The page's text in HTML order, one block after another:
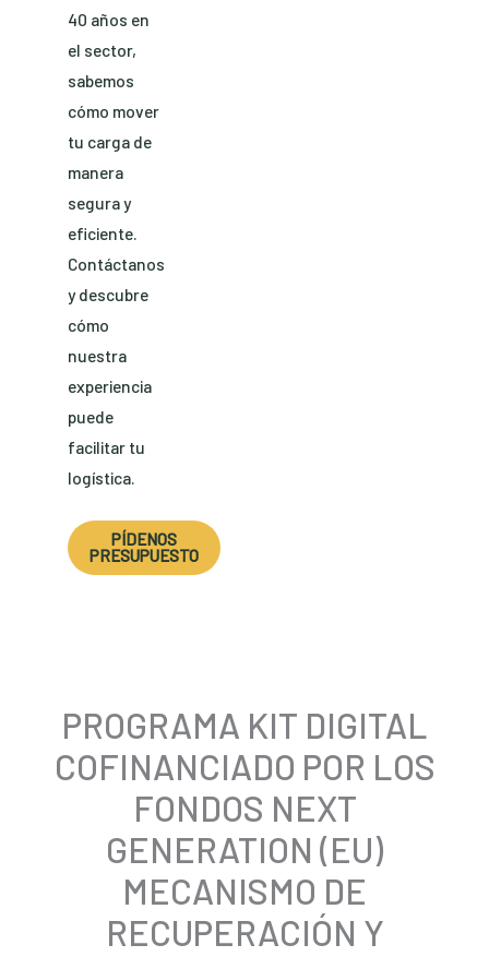
40 años en
el sector,
sabemos
cómo mover
tu carga de
manera
segura y
eficiente.
Contáctanos
y descubre
cómo
nuestra
experiencia
puede
facilitar tu
logística.
PÍDENOS
PRESUPUESTO
PROGRAMA KIT DIGITAL
COFINANCIADO POR LOS
FONDOS NEXT
GENERATION (EU)
MECANISMO DE
RECUPERACIÓN Y